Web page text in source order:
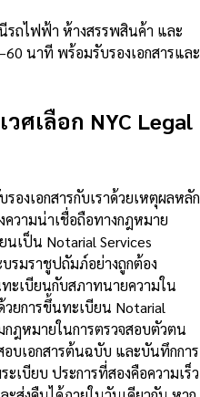
รถไฟฟ้า ห้างสรรพสินค้า และ
นาที พร้อมรับรองเอกสารและ
ศเลือก NYC Legal
องเอกสารกับเราด้วยเหตุผลหลัก
ความน่าเชื่อถือทางกฎหมาย
เป็น Notarial Services
รมราชูปถัมภ์อย่างถูกต้อง
ะเบียนกับสภาทนายความใน
ยการขึ้นทะเบียน Notarial
ฎหมายในการตรวจสอบตัวตน
บเอกสารต้นฉบับ และบันทึกการ
เบียบ ประการที่สองคือความเร็ว